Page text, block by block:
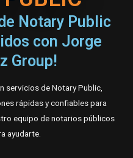
Notary Public
con Jorge
Group!
servicios de Notary Public,
rápidas y confiables para
equipo de notarios públicos
ayudarte.